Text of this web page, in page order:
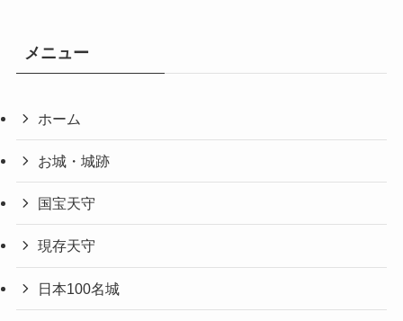
メニュー
ホーム
お城・城跡
国宝天守
現存天守
日本100名城